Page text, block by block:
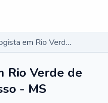
Cardiologista em Rio Verde de Mato Grosso - MS
Rio Verde de
- MS